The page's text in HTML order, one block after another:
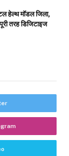
हेल्थ मॉडल जिला,
तरह डिजिटाइज